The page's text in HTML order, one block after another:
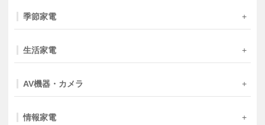
季節家電
生活家電
AV機器・カメラ
情報家電